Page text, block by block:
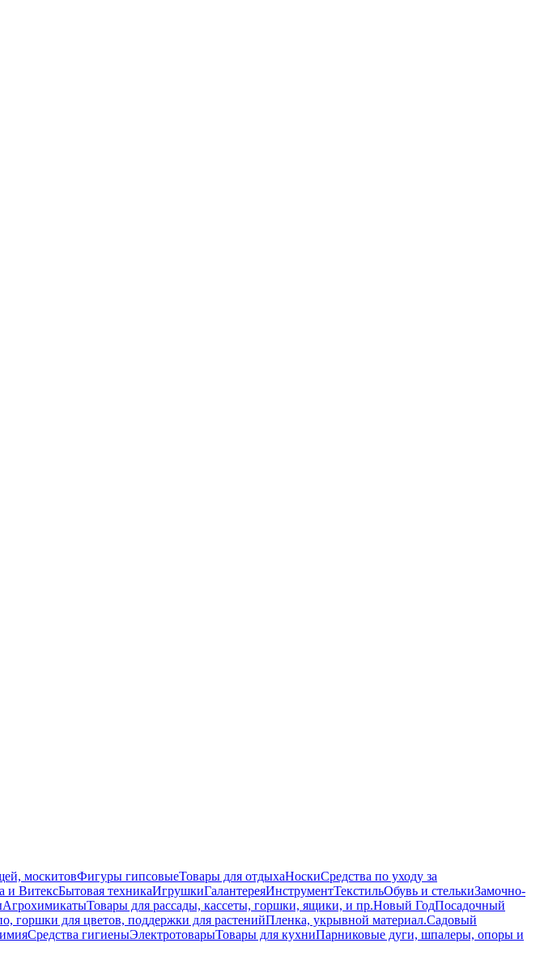
москитовФигуры гипсовыеТовары для отдыхаНоскиСредства по уходу за
и ВитексБытовая техникаИгрушкиГалантереяИнструментТекстильОбувь и стелькиЗамочно-
АгрохимикатыТовары для рассады, кассеты, горшки, ящики, и пр.Новый ГодПосадочный
горшки для цветов, поддержки для растенийПленка, укрывной материал.Садовый
Средства гигиеныЭлектротоварыТовары для кухниПарниковые дуги, шпалеры, опоры и